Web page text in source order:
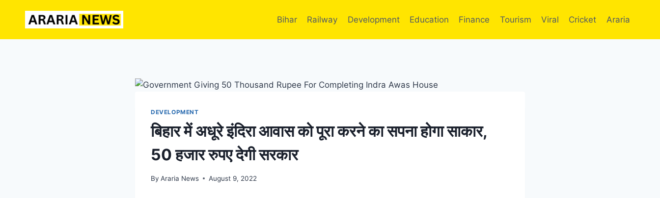
Bihar Railway Development Education Finance Tourism Viral Cricket Araria
DEVELOPMENT
बिहार में अधूरे इंदिरा आवास को पूरा करने का सपना होगा साकार,
50 हजार रुपए देगी सरकार
By Araria News August 9, 2022